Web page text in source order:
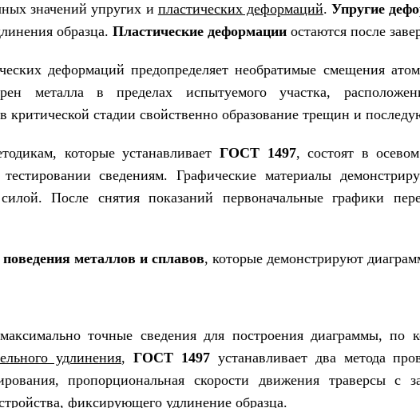
значений упругих и пластических деформаций.Упругие
образца. Пластические деформации остаются после
деформаций предопределяет необратимые смещения
металла в пределах испытуемого участка,
стадии свойственно образование трещин и
которые устанавливает ГОСТ 1497, состоят в
сведениям. Графические материалы
После снятия показаний первоначальные графики
поведения металлов и сплавов, которые демонстрируют
точные сведения для построения диаграммы, по
удлинения, ГОСТ 1497устанавливает два метода
пропорциональная скорости движения траверсы с
фиксирующего удлинение образца.